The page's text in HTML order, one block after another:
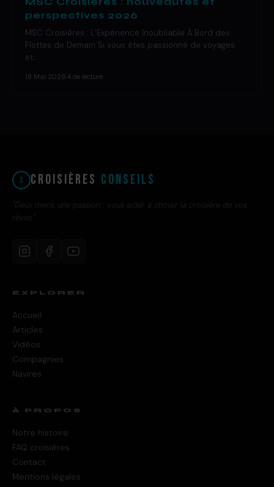
perspectives 2026
MSC Croisières : L’Expérience Inoubliable À Bord des
Flottes de Demain Si vous êtes passionné de voyages
et…
18 Mai 2026 4 de lecture
Croisières Conseils
"Deux mecs, une passion : vous aider à choisir la croisière de vos
rêves."
EXPLORER
Accueil
Articles
Vidéos
Compagnies
Navires
À PROPOS
Notre histoire
FAQ croisières
Contact
Mentions légales